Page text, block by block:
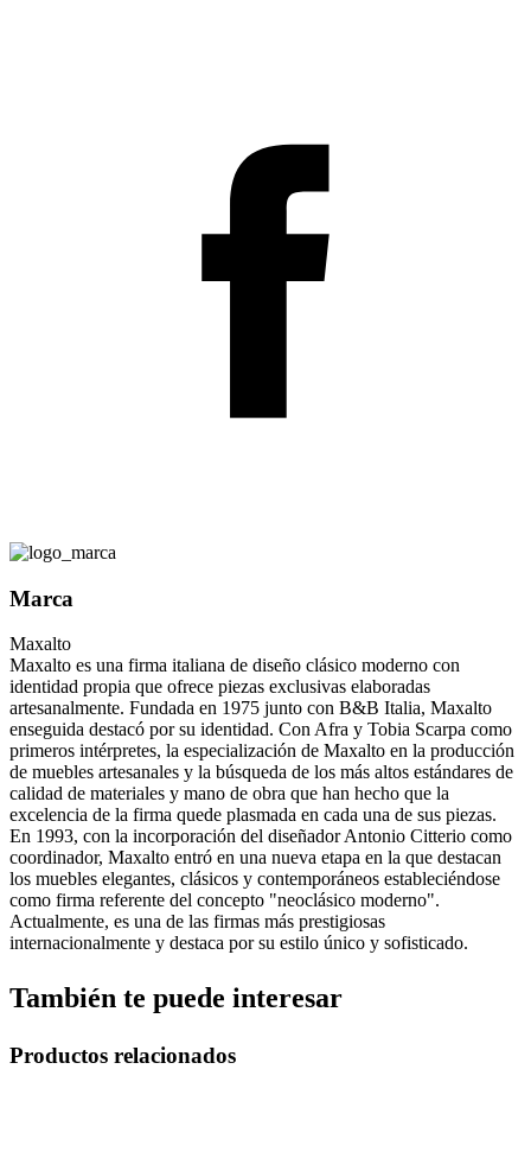
Marca
Maxalto
Maxalto es una firma italiana de diseño clásico moderno con
identidad propia que ofrece piezas exclusivas elaboradas
artesanalmente. Fundada en 1975 junto con B&B Italia, Maxalto
enseguida destacó por su identidad. Con Afra y Tobia Scarpa como
primeros intérpretes, la especialización de Maxalto en la producción
de muebles artesanales y la búsqueda de los más altos estándares de
calidad de materiales y mano de obra que han hecho que la
excelencia de la firma quede plasmada en cada una de sus piezas.
En 1993, con la incorporación del diseñador Antonio Citterio como
coordinador, Maxalto entró en una nueva etapa en la que destacan
los muebles elegantes, clásicos y contemporáneos estableciéndose
como firma referente del concepto "neoclásico moderno".
Actualmente, es una de las firmas más prestigiosas
internacionalmente y destaca por su estilo único y sofisticado.
También te puede interesar
Productos relacionados